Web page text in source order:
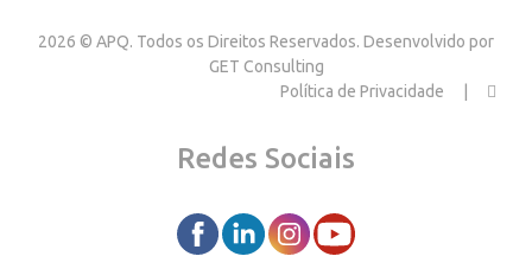
2026 © APQ. Todos os Direitos Reservados. Desenvolvido por
GET Consulting
Política de Privacidade
Redes Sociais